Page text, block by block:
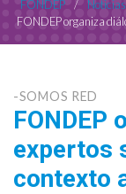
FONDEP / Noticias
FONDEP organiza
-SOMOS RED
FONDEP
expertos
contexto